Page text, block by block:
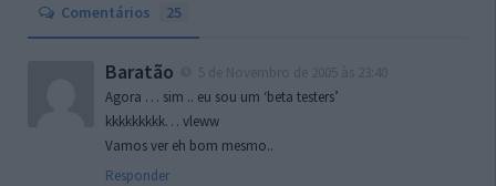
Comentários 25
Baratão
Agora … sim .. eu sou um ‘beta testers’
kkkkkkkkk… vleww
Vamos ver eh bom mesmo..
Responder